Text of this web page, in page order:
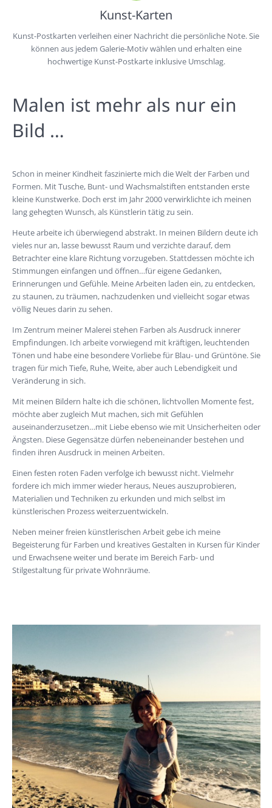
Kunst-Karten
Kunst-Postkarten verleihen einer Nachricht die persönliche Note. Sie
können aus jedem Galerie-Motiv wählen und erhalten eine
hochwertige Kunst-Postkarte inklusive Umschlag.
Malen ist mehr als nur ein
Bild …
Schon in meiner Kindheit faszinierte mich die Welt der Farben und
Formen. Mit Tusche, Bunt- und Wachsmalstiften entstanden erste
kleine Kunstwerke. Doch erst im Jahr 2000 verwirklichte ich meinen
lang gehegten Wunsch, als Künstlerin tätig zu sein.
Heute arbeite ich überwiegend abstrakt. In meinen Bildern deute ich
vieles nur an, lasse bewusst Raum und verzichte darauf, dem
Betrachter eine klare Richtung vorzugeben. Stattdessen möchte ich
Stimmungen einfangen und öffnen…für eigene Gedanken,
Erinnerungen und Gefühle. Meine Arbeiten laden ein, zu entdecken,
zu staunen, zu träumen, nachzudenken und vielleicht sogar etwas
völlig Neues darin zu sehen.
Im Zentrum meiner Malerei stehen Farben als Ausdruck innerer
Empfindungen. Ich arbeite vorwiegend mit kräftigen, leuchtenden
Tönen und habe eine besondere Vorliebe für Blau- und Grüntöne. Sie
tragen für mich Tiefe, Ruhe, Weite, aber auch Lebendigkeit und
Veränderung in sich.
Mit meinen Bildern halte ich die schönen, lichtvollen Momente fest,
möchte aber zugleich Mut machen, sich mit Gefühlen
auseinanderzusetzen…mit Liebe ebenso wie mit Unsicherheiten oder
Ängsten. Diese Gegensätze dürfen nebeneinander bestehen und
finden ihren Ausdruck in meinen Arbeiten.
Einen festen roten Faden verfolge ich bewusst nicht. Vielmehr
fordere ich mich immer wieder heraus, Neues auszuprobieren,
Materialien und Techniken zu erkunden und mich selbst im
künstlerischen Prozess weiterzuentwickeln.
Neben meiner freien künstlerischen Arbeit gebe ich meine
Begeisterung für Farben und kreatives Gestalten in Kursen für Kinder
und Erwachsene weiter und berate im Bereich Farb- und
Stilgestaltung für private Wohnräume.